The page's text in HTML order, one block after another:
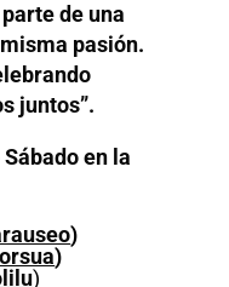
de una
pasión.
juntos”.
en la
)
)
)